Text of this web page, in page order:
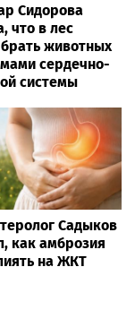
Сидорова
что в лес
брать животных
сердечно-
системы
Садыков
как амброзия
на ЖКТ